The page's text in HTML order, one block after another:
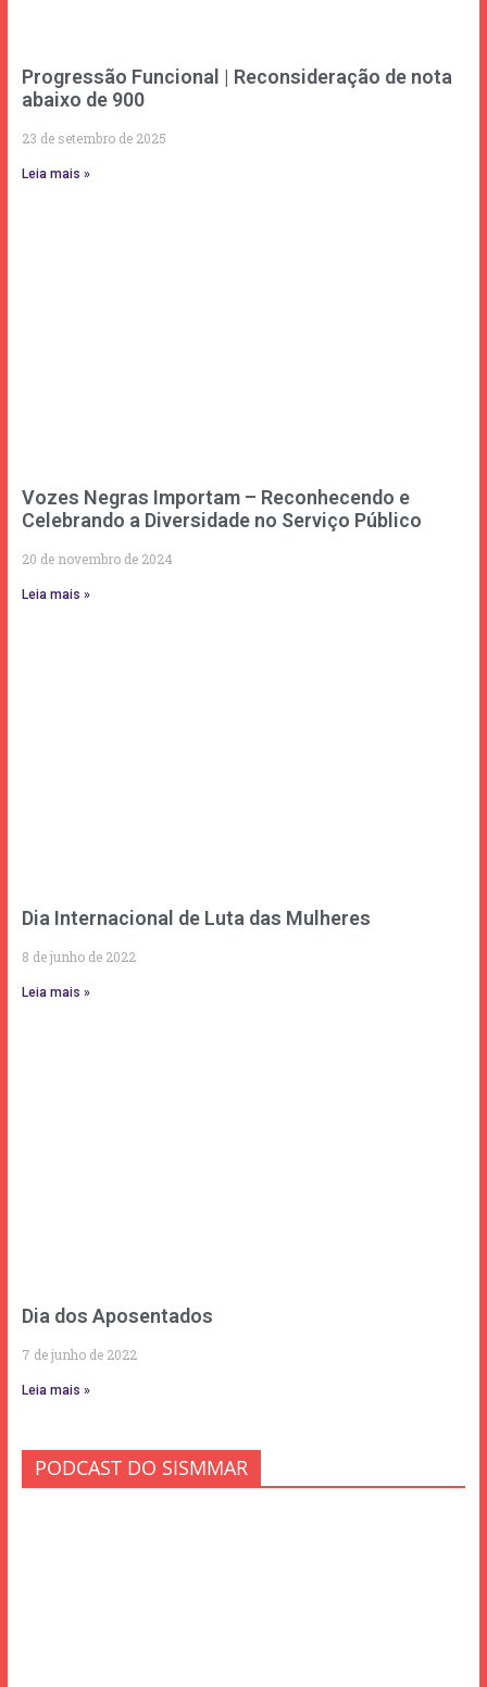
Progressão Funcional | Reconsideração de nota
abaixo de 900
23 de setembro de 2025
Leia mais »
Vozes Negras Importam – Reconhecendo e
Celebrando a Diversidade no Serviço Público
20 de novembro de 2024
Leia mais »
Dia Internacional de Luta das Mulheres
8 de junho de 2022
Leia mais »
Dia dos Aposentados
7 de junho de 2022
Leia mais »
PODCAST DO SISMMAR